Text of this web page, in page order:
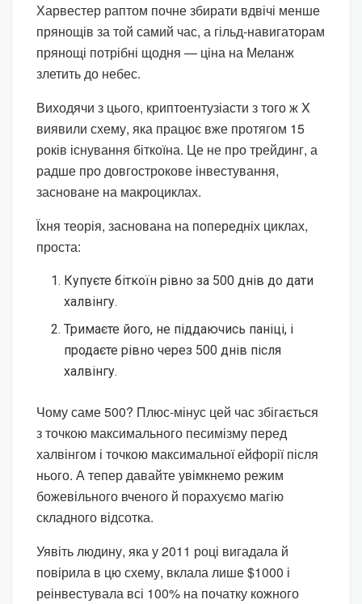
Харвестер раптом почне збирати вдвічі менше
прянощів за той самий час, а гільд-навигаторам
прянощі потрібні щодня — ціна на Меланж
злетить до небес.
Виходячи з цього, криптоентузіасти з того ж X
виявили схему, яка працює вже протягом 15
років існування біткоїна. Це не про трейдинг, а
радше про довгострокове інвестування,
засноване на макроциклах.
Їхня теорія, заснована на попередніх циклах,
проста:
Купуєте біткоїн рівно за 500 днів до дати
халвінгу.
Тримаєте його, не піддаючись паніці, і
продаєте рівно через 500 днів після
халвінгу.
Чому саме 500? Плюс-мінус цей час збігається
з точкою максимального песимізму перед
халвінгом і точкою максимальної ейфорії після
нього. А тепер давайте увімкнемо режим
божевільного вченого й порахуємо магію
складного відсотка.
Уявіть людину, яка у 2011 році вигадала й
повірила в цю схему, вклала лише $1000 і
реінвестувала всі 100% на початку кожного